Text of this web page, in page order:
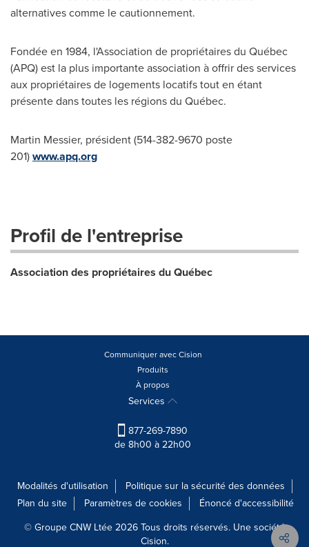
alternatives comme le cautionnement.
Fondée en 1984, l'Association de propriétaires du Québec
(APQ) est la plus importante association à offrir des services
aux propriétaires de logements locatifs tout en étant
présente dans toutes les régions du Québec.
Martin Messier, président (514-382-9670 poste
201)www.apq.org
Profil de l'entreprise
Association des propriétaires du Québec
Communiquer avec Cision
Produits
À propos
Services
877-269-7890
de 8h00 à 22h00
Modalités d'utilisation
Politique sur la sécurité des données
Plan du site
Paramètres de cookies
Énoncé d'accessibilité
© Groupe CNW Ltée 2026 Tous droits réservés. Une société
Cision.